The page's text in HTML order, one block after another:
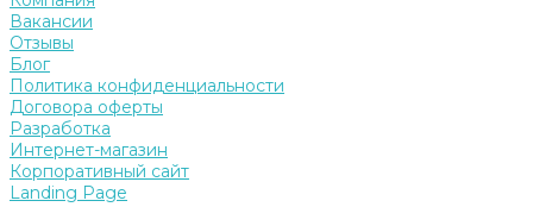
Вакансии
Отзывы
Блог
Политика конфиденциальности
Договора оферты
Разработка
Интернет-магазин
Корпоративный сайт
Landing Page